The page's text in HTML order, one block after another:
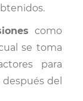
como
se toma
para
del